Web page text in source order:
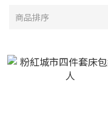
商品排序